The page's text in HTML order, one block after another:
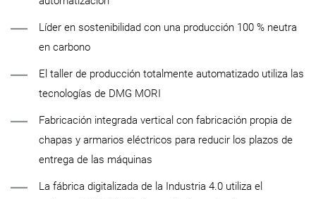
Líder en sostenibilidad con una producción 100 % neutra
en carbono
El taller de producción totalmente automatizado utiliza las
tecnologías de DMG MORI
Fabricación integrada vertical con fabricación propia de
chapas y armarios eléctricos para reducir los plazos de
entrega de las máquinas
La fábrica digitalizada de la Industria 4.0 utiliza el